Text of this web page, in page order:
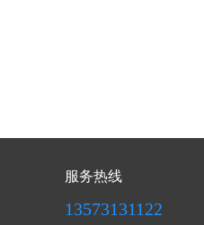
服务热线
13573131122